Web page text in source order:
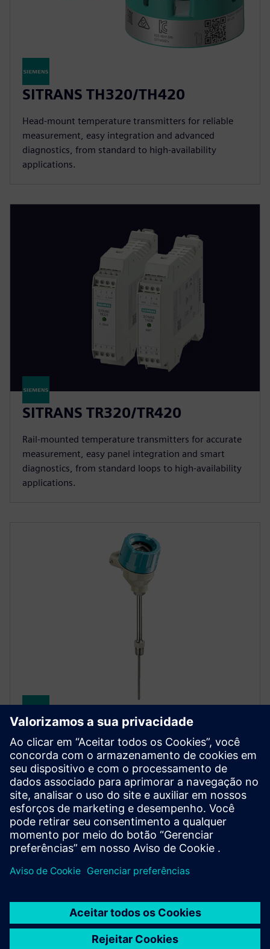
SITRANS TH320/TH420
Head-mount temperature transmitters for reliable
measurement, easy integration and advanced
diagnostics, from standard to high-availability
applications.
SITRANS TR320/TR420
Rail-mounted temperature transmitters for accurate
measurement, easy panel integration and smart
diagnostics, from standard loops to high-availability
applications.
SITRANS TS500
The SITRANS TS500’s modular design makes it
exceptionally versatile, delivering precise
temperature measurements even in harsh industrial
environments.